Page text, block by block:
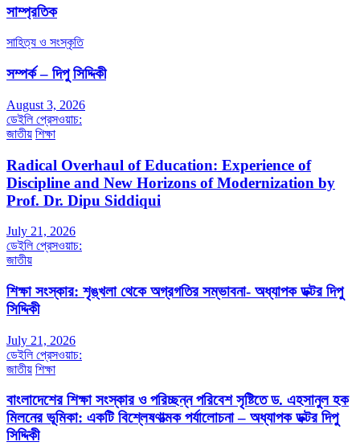
সাম্প্রতিক
সাহিত্য ও সংস্কৃতি
সম্পর্ক – দিপু সিদ্দিকী
August 3, 2026
ডেইলি প্রেসওয়াচ:
জাতীয় শিক্ষা
Radical Overhaul of Education: Experience of
Discipline and New Horizons of Modernization by
Prof. Dr. Dipu Siddiqui
July 21, 2026
ডেইলি প্রেসওয়াচ:
জাতীয়
শিক্ষা সংস্কার: শৃঙ্খলা থেকে অগ্রগতির সম্ভাবনা- অধ্যাপক ডক্টর দিপু
সিদ্দিকী
July 21, 2026
ডেইলি প্রেসওয়াচ:
জাতীয় শিক্ষা
বাংলাদেশের শিক্ষা সংস্কার ও পরিচ্ছন্ন পরিবেশ সৃষ্টিতে ড. এহসানুল হক
মিলনের ভূমিকা: একটি বিশ্লেষণাত্মক পর্যালোচনা – অধ্যাপক ডক্টর দিপু
সিদ্দিকী